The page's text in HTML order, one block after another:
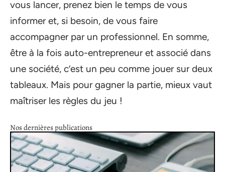
vous lancer, prenez bien le temps de vous
informer et, si besoin, de vous faire
accompagner par un professionnel. En somme,
être à la fois auto-entrepreneur et associé dans
une société, c’est un peu comme jouer sur deux
tableaux. Mais pour gagner la partie, mieux vaut
maîtriser les règles du jeu !
Nos dernières publications